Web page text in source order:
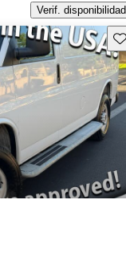
Verif. disponibilidad